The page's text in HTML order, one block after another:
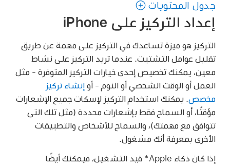
جدول المحتويات
إعداد التركيز على iPhone
التركيز هو ميزة تساعدك في التركيز على مهمة عن طريق
تقليل عوامل التشتيت. عندما تريد التركيز على نشاط
معين، يمكنك تخصيص إحدى خيارات التركيز المتوفرة - مثل
العمل أو الوقت الشخصي أو النوم - أو إنشاء تركيز
مخصص . يمكنك استخدام التركيز لإسكات جميع الإشعارات
مؤقتًا، أو السماح فقط بإشعارات محددة (مثل تلك التي
تتوافق مع مهمتك)، والسماح للأشخاص والتطبيقات
الأخرى بمعرفة أنك مشغول.
إذا كان ذكاء Apple* قيد التشغيل، فيمكنك أيضًا